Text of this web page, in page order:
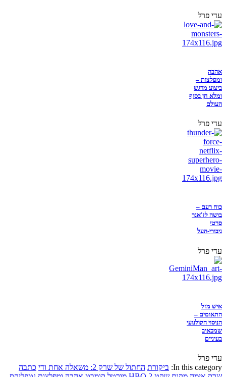
עדי פרל
אהבה
ומפלצות –
ביצוע מרגש
ומלא חן בסוף
העולם
עדי פרל
כוח רעם –
בושה לז'אנר
סרטי
גיבורי-העל
עדי פרל
איש מזל
התאומים –
הניסוי הקולנועי
שמכאיב
בעיניים
עדי פרל
In this category: ביקורת החתול של שרק 2: משאלה אחת ודי
כתבה